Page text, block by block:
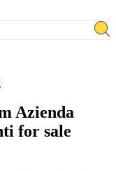
Azienda
for sale